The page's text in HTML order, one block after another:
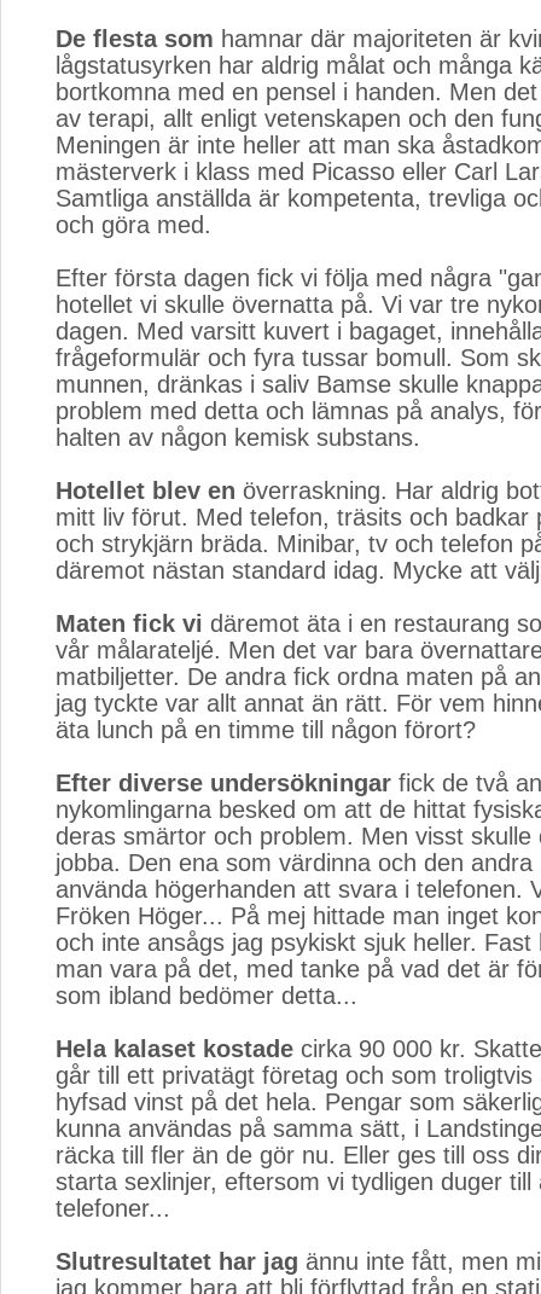
De flesta som hamnar där majoriteten är
lågstatusyrken har aldrig målat och många
bortkomna med en pensel i handen. Men
av terapi, allt enligt vetenskapen och den
Meningen är inte heller att man ska
mästerverk i klass med Picasso eller Carl
Samtliga anställda är kompetenta, trevliga
och göra med.
Efter första dagen fick vi följa med några
hotellet vi skulle övernatta på. Vi var tre
dagen. Med varsitt kuvert i bagaget,
frågeformulär och fyra tussar bomull. Som
munnen, dränkas i saliv Bamse skulle
problem med detta och lämnas på analys,
halten av någon kemisk substans.
Hotellet blev en överraskning. Har aldrig
mitt liv förut. Med telefon, träsits och badkar
och strykjärn bräda. Minibar, tv och telefon
däremot nästan standard idag. Mycke att
Maten fick vi däremot äta i en restaurang
vår målarateljé. Men det var bara
matbiljetter. De andra fick ordna maten på
jag tyckte var allt annat än rätt. För vem
äta lunch på en timme till någon förort?
Efter diverse undersökningar fick de två
nykomlingarna besked om att de hittat
deras smärtor och problem. Men visst skulle
jobba. Den ena som värdinna och den andra
använda högerhanden att svara i telefonen.
Fröken Höger... På mej hittade man inget
och inte ansågs jag psykiskt sjuk heller. Fast
man vara på det, med tanke på vad det är
som ibland bedömer detta...
Hela kalaset kostade cirka 90 000 kr.
går till ett privatägt företag och som troligtvis
hyfsad vinst på det hela. Pengar som
kunna användas på samma sätt, i
räcka till fler än de gör nu. Eller ges till oss
starta sexlinjer, eftersom vi tydligen duger till
telefoner...
Slutresultatet har jag ännu inte fått, men
jag kommer bara att bli förflyttad från en